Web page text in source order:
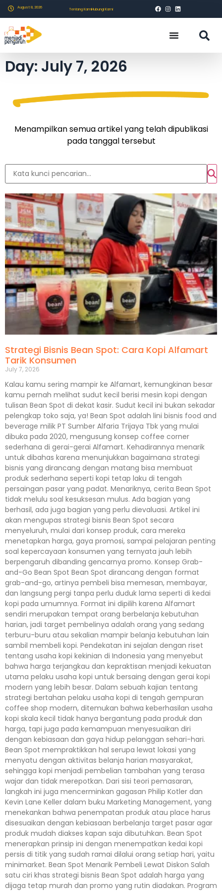
August 8, 2026 Tentang KamiHubungi Kami
Day: July 7, 2026
Menampilkan semua artikel yang telah dipublikasi
pada tanggal tersebut
Strategi Bisnis Bean Spot: Cara Kopi Alfamart
Tarik Konsumen
July 7, 2026
Kalau kamu sering mampir ke Alfamart, kemungkinan besar
kamu pernah melihat sudut kecil berisi mesin kopi dengan
tulisan Bean Spot di dekat kasir. Sudut kecil ini bukan sekadar
pelengkap toko saja, ya! Bean Spot adalah lini bisnis food and
beverage milik PT Sumber Alfaria Trijaya Tbk yang mulai
dibuka pada 2020, mengusung konsep coffee corner
sederhana di gerai-gerai Alfamart. Kehadirannya menarik
untuk dibahas karena menunjukkan bagaimana strategi
bisnis yang dirancang dengan matang bisa membuat
produk sederhana seperti kopi tetap laku di tengah
persaingan pasar yang padat. Menariknya, cerita Bean Spot
tidak melulu soal kesuksesan mulus. Ada bagian yang
berhasil, ada juga bagian yang perlu dievaluasi. Artikel ini
akan mengupas strategi bisnis Bean Spot secara
menyeluruh, mulai dari konsep produk, cara mereka
menetapkan harga, gaya promosi, sampai pelajaran penting
soal kepercayaan konsumen yang ternyata jauh lebih
berpengaruh dibanding gencarnya promo. Konsep Grab-
and-Go Bean Spot Bean Spot dirancang dengan format
grab-and-go, artinya pembeli bisa memesan, membayar,
dan langsung pergi tanpa perlu duduk lama seperti di kedai
kopi pada umumnya. Format ini dipilih karena Alfamart
sendiri merupakan tempat orang berbelanja kebutuhan
harian, jadi target pembelinya adalah orang yang sedang
terburu-buru atau sekalian mampir belanja kebutuhan lain
sambil membeli kopi. Pendekatan ini sejalan dengan riset
tentang usaha kopi kekinian di Indonesia yang menyebut
bahwa harga terjangkau dan kepraktisan menjadi kekuatan
utama pelaku usaha kopi untuk bersaing dengan gerai kopi
modern yang lebih besar. Dalam sebuah kajian tentang
strategi bertahan pelaku usaha kopi di tengah gempuran
coffee shop modern, ditemukan bahwa keberhasilan usaha
kopi skala kecil tidak hanya bergantung pada produk dan
harga, tapi juga pada kemampuan menyesuaikan diri
dengan kebiasaan dan gaya hidup pelanggan sehari-hari.
Bean Spot mempraktikkan hal serupa lewat lokasi yang
menyatu dengan aktivitas belanja harian masyarakat,
sehingga kopi menjadi pembelian tambahan yang terasa
wajar dan tidak merepotkan. Dari sisi teori pemasaran,
langkah ini juga mencerminkan gagasan Philip Kotler dan
Kevin Lane Keller dalam buku Marketing Management, yang
menekankan bahwa penempatan produk atau place harus
disesuaikan dengan kebiasaan berbelanja target pasar agar
produk mudah diakses kapan saja dibutuhkan. Bean Spot
menerapkan prinsip ini dengan menempatkan kedai kopi
persis di titik yang sudah ramai dilalui orang setiap hari, yaitu
minimarket. Bean Spot Menarik Pembeli Lewat Diskon Salah
satu ciri khas strategi bisnis Bean Spot adalah harga yang
dijaga tetap murah dan promo yang rutin diadakan. Program